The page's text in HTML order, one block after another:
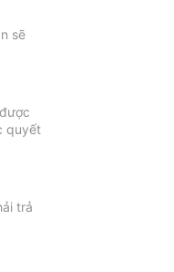
sẽ
quyết
trả